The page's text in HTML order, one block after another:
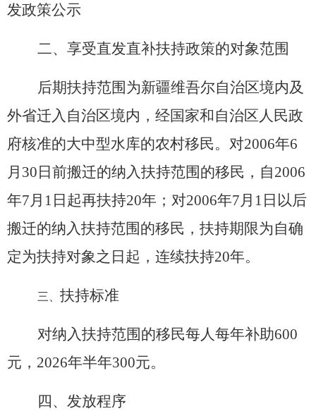
发政策公示
二、享受直发直补扶持政策的对象范围
后期扶持范围为新疆维吾尔自治区境内及
外省迁入自治区境内，经国家和自治区人民政
府核准的大中型水库的农村移民。对2006年6
月 30 日前搬迁的纳入扶持范围的移民，自2006
年7 月 1 日起再扶持20年 ； 对2006年7 月 1 日以后
搬迁的纳入扶持范围的移民，扶持期限为自确
定为扶持对象之日起，连续扶持20年。
三、 扶持标准
对纳入扶持范围的移民每人每年补助600
元 ， 2026年半年300元。
四、发放程序